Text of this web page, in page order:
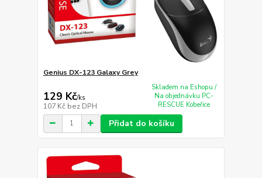
Genius DX-123 Galaxy Grey
129 Kč/ks
107 Kč bez DPH
Skladem na Eshopu /
Na objednávku PC-
RESCUE Kobeřice
Přidat do košíku